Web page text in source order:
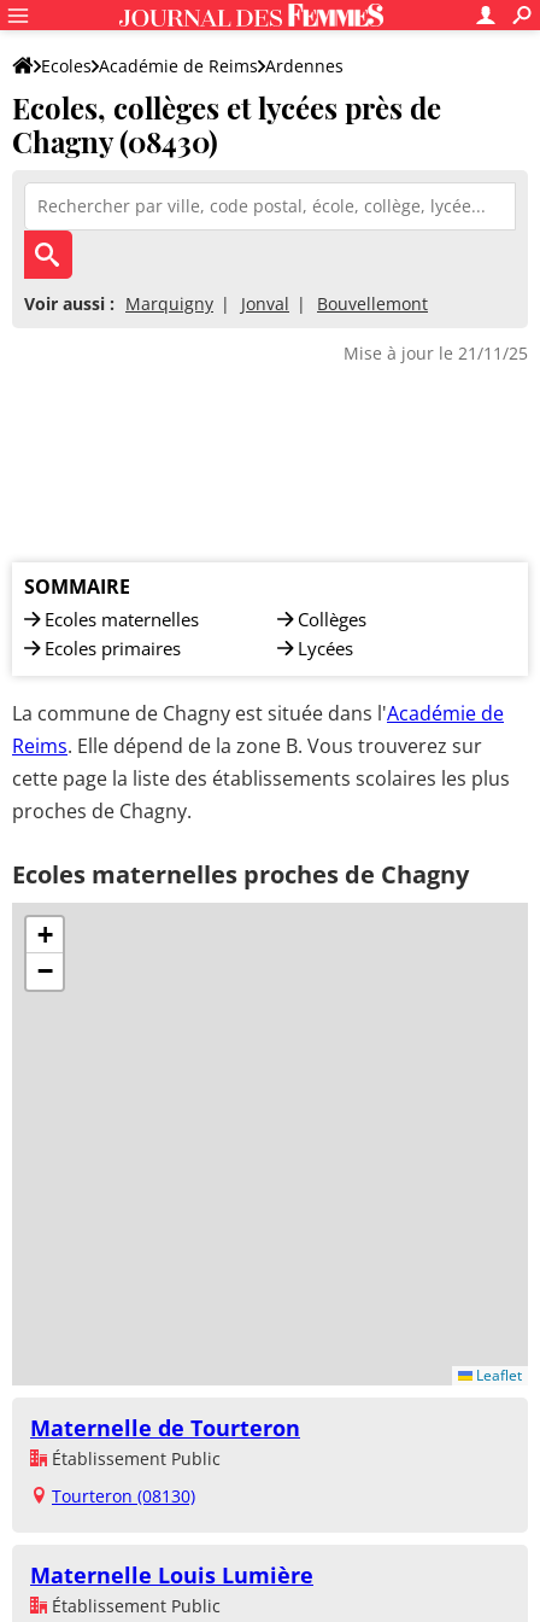
Ecoles Académie de Reims Ardennes
Ecoles, collèges et lycées près de
Chagny (08430)
Voir aussi : Marquigny Jonval Bouvellemont
Mise à jour le 21/11/25
SOMMAIRE
Ecoles maternelles
Ecoles primaires
Collèges
Lycées
La commune de Chagny est située dans l'Académie de
Reims. Elle dépend de la zone B. Vous trouverez sur
cette page la liste des établissements scolaires les plus
proches de Chagny.
Ecoles maternelles proches de Chagny
+
−
Leaflet
Maternelle de Tourteron
Établissement Public
Tourteron (08130)
Maternelle Louis Lumière
Établissement Public